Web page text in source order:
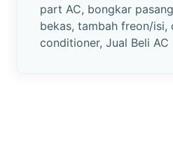
part AC, bongkar
bekas, tambah freon/isi,
conditioner, Jual Beli AC